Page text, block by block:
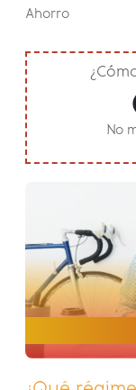
Ahorro
No